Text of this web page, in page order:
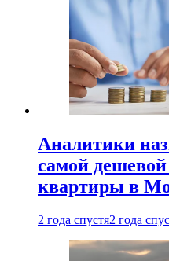
Аналитики
самой
квартиры в
2 года спустя2 года